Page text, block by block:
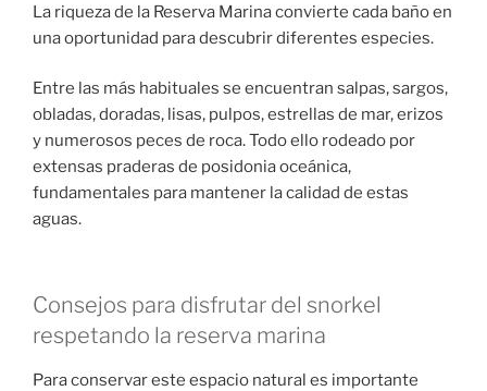
La riqueza de la Reserva Marina convierte cada baño en
una oportunidad para descubrir diferentes especies.
Entre las más habituales se encuentran salpas, sargos,
obladas, doradas, lisas, pulpos, estrellas de mar, erizos
y numerosos peces de roca. Todo ello rodeado por
extensas praderas de posidonia oceánica,
fundamentales para mantener la calidad de estas
aguas.
Consejos para disfrutar del snorkel
respetando la reserva marina
Para conservar este espacio natural es importante